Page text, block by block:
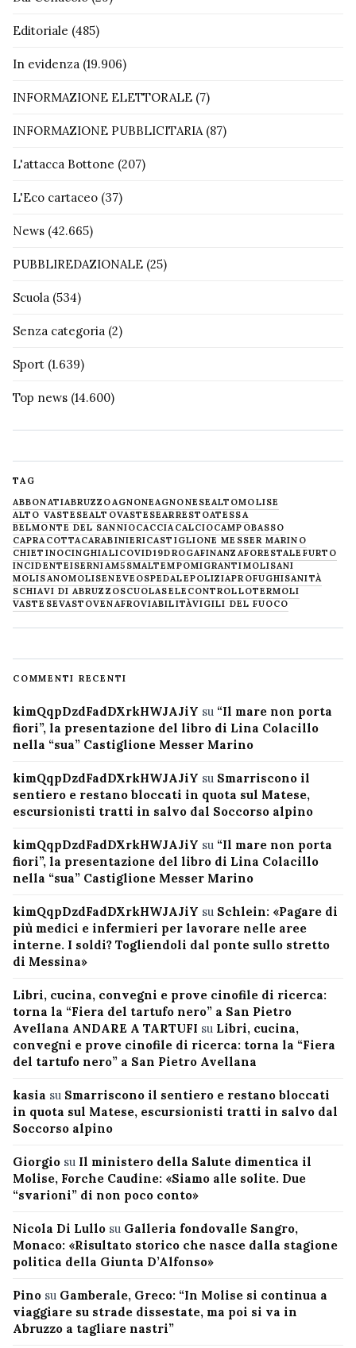
Editoriale (485)
In evidenza (19.906)
INFORMAZIONE ELETTORALE (7)
INFORMAZIONE PUBBLICITARIA(87)
L'attacca Bottone (207)
L'Eco cartaceo (37)
News (42.665)
PUBBLIREDAZIONALE (25)
Scuola (534)
Senza categoria (2)
Sport (1.639)
Top news (14.600)
TAG
ABBONATIABRUZZOAGNONEAGNONESEALTOMOLISE
ALTO VASTESEALTOVASTESEARRESTOATESSA
BELMONTE DEL SANNIOCACCIACALCIOCAMPOBASSO
CAPRACOTTACARABINIERICASTIGLIONE MESSER MARINO
CHIETINOCINGHIALICOVID19DROGAFINANZAFORESTALE FURTO
INCIDENTEISERNIAM5SMALTEMPOMIGRANTIMOLISANI
MOLISANOMOLISENEVE OSPEDALEPOLIZIAPROFUGHISANITÀ
SCHIAVI DI ABRUZZOSCUOLASELECONTROLLOTERMOLI
VASTESEVASTOVENAFROVIABILITÀVIGILI DEL FUOCO
COMMENTI RECENTI
kimQqpDzdFadDXrkHWJAJiY su “Il mare non porta
fiori”, la presentazione del libro di Lina Colacillo
nella “sua” Castiglione Messer Marino
kimQqpDzdFadDXrkHWJAJiY su Smarriscono il
sentiero e restano bloccati in quota sul Matese,
escursionisti tratti in salvo dal Soccorso alpino
kimQqpDzdFadDXrkHWJAJiY su “Il mare non porta
fiori”, la presentazione del libro di Lina Colacillo
nella “sua” Castiglione Messer Marino
kimQqpDzdFadDXrkHWJAJiY su Schlein: «Pagare di
più medici e infermieri per lavorare nelle aree
interne. I soldi? Togliendoli dal ponte sullo stretto
di Messina»
Libri, cucina, convegni e prove cinofile di ricerca:
torna la “Fiera del tartufo nero” a San Pietro
Avellana ANDARE A TARTUFI su Libri, cucina,
convegni e prove cinofile di ricerca: torna la “Fiera
del tartufo nero” a San Pietro Avellana
kasia su Smarriscono il sentiero e restano bloccati
in quota sul Matese, escursionisti tratti in salvo dal
Soccorso alpino
Giorgio su Il ministero della Salute dimentica il
Molise, Forche Caudine: «Siamo alle solite. Due
“svarioni” di non poco conto»
Nicola Di Lullo su Galleria fondovalle Sangro,
Monaco: «Risultato storico che nasce dalla stagione
politica della Giunta D’Alfonso»
Pino su Gamberale, Greco: “In Molise si continua a
viaggiare su strade dissestate, ma poi si va in
Abruzzo a tagliare nastri”